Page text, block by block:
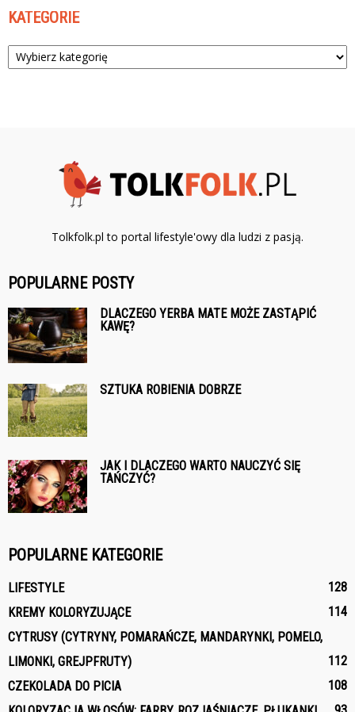
KATEGORIE
Kategorie
Tolkfolk.pl to portal lifestyle'owy dla ludzi z pasją.
POPULARNE POSTY
DLACZEGO YERBA MATE MOŻE ZASTĄPIĆ
KAWĘ?
SZTUKA ROBIENIA DOBRZE
JAK I DLACZEGO WARTO NAUCZYĆ SIĘ
TAŃCZYĆ?
POPULARNE KATEGORIE
LIFESTYLE
128
KREMY KOLORYZUJĄCE
114
CYTRUSY (CYTRYNY, POMARAŃCZE, MANDARYNKI, POMELO,
LIMONKI, GREJPFRUTY)
112
CZEKOLADA DO PICIA
108